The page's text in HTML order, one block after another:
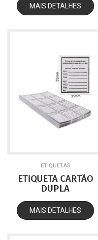
MAIS DETALHES
ETIQUETAS
ETIQUETA CARTÃO
DUPLA
MAIS DETALHES